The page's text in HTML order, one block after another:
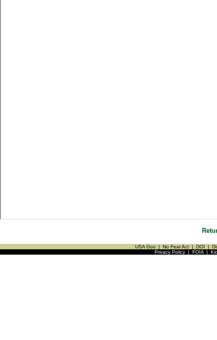
USA Gov | No Fear Act | DOI |
Privacy Policy| FOIA|